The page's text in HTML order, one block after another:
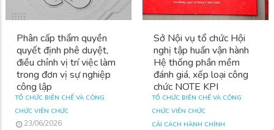
Phân cấp thẩm quyền
quyết định phê duyệt,
điều chỉnh vị trí việc làm
trong đơn vị sự nghiệp
công lập
TỔ CHỨC BIÊN CHẾ VÀ CÔNG
CHỨC VIÊN CHỨC
23/06/2026
Sở Nội vụ tổ chức Hội
nghị tập huấn vận hành
Hệ thống phần mềm
đánh giá, xếp loại công
chức NOTE KPI
TỔ CHỨC BIÊN CHẾ VÀ CÔNG
CHỨC VIÊN CHỨC
CẢI CÁCH HÀNH CHÍNH